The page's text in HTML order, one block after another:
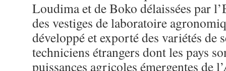
Loudima et de Boko délaissées par
des vestiges de laboratoire
développé et exporté des variétés de
techniciens étrangers dont les pays
puissances agricoles émergentes de